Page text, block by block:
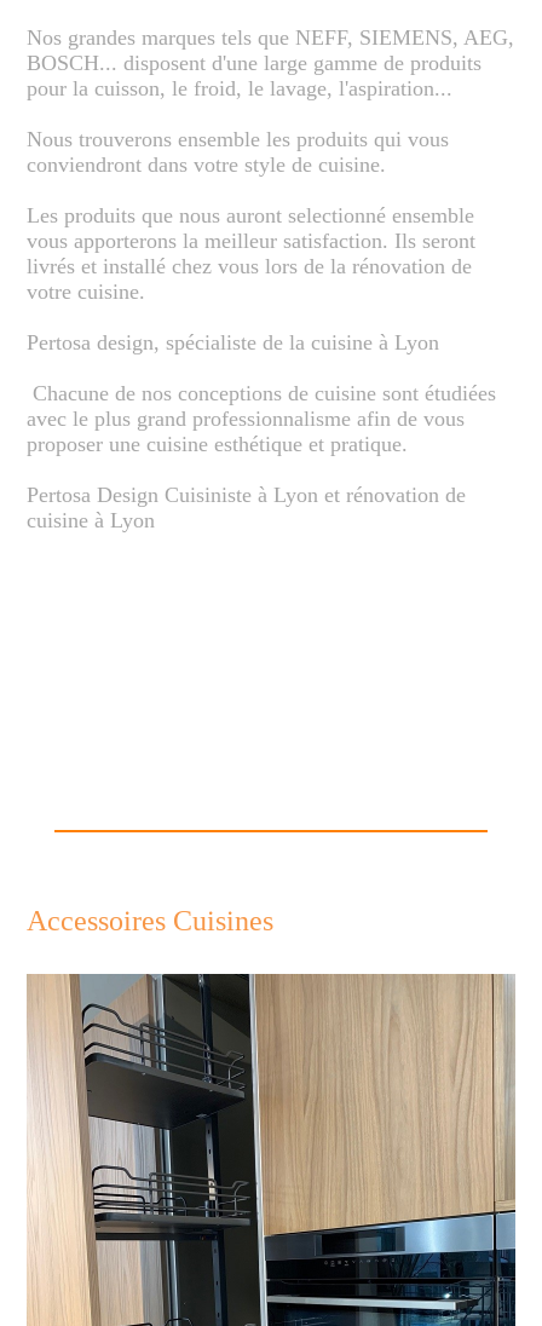
Nos grandes marques tels que NEFF, SIEMENS, AEG,
BOSCH... disposent d'une large gamme de produits
pour la cuisson, le froid, le lavage, l'aspiration...
Nous trouverons ensemble les produits qui vous
conviendront dans votre style de cuisine.
Les produits que nous auront selectionné ensemble
vous apporterons la meilleur satisfaction. Ils seront
livrés et installé chez vous lors de la rénovation de
votre cuisine.
Pertosa design, spécialiste de la cuisine à Lyon
Chacune de nos conceptions de cuisine sont étudiées
avec le plus grand professionnalisme afin de vous
proposer une cuisine esthétique et pratique.
Pertosa Design Cuisiniste à Lyon et rénovation de
cuisine à Lyon
Accessoires Cuisines